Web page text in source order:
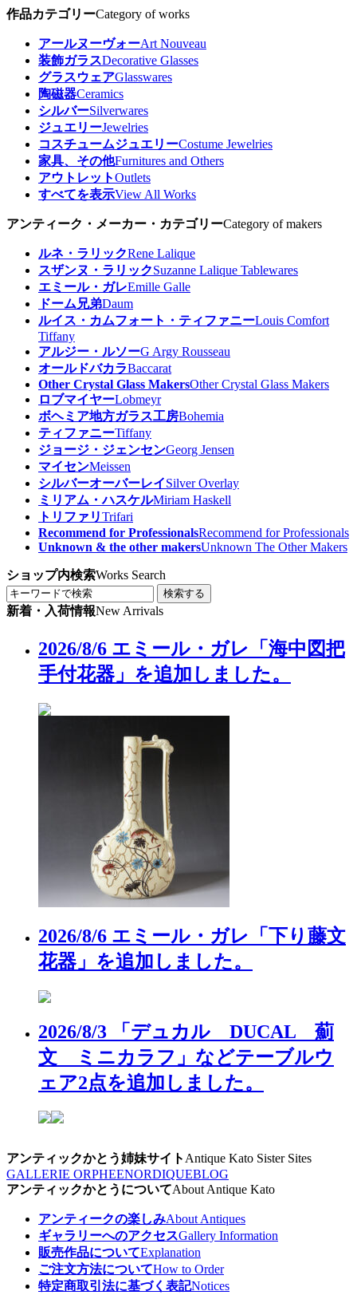
作品カテゴリーCategory of works
アールヌーヴォーArt Nouveau
装飾ガラスDecorative Glasses
グラスウェアGlasswares
陶磁器Ceramics
シルバーSilverwares
ジュエリーJewelries
コスチュームジュエリーCostume Jewelries
家具、その他Furnitures and Others
アウトレットOutlets
すべてを表示View All Works
アンティーク・メーカー・カテゴリーCategory of makers
ルネ・ラリックRene Lalique
スザンヌ・ラリックSuzanne Lalique Tablewares
エミール・ガレEmille Galle
ドーム兄弟Daum
ルイス・カムフォート・ティファニーLouis Comfort
Tiffany
アルジー・ルソーG Argy Rousseau
オールドバカラBaccarat
Other Crystal Glass MakersOther Crystal Glass Makers
ロブマイヤーLobmeyr
ボヘミア地方ガラス工房Bohemia
ティファニーTiffany
ジョージ・ジェンセンGeorg Jensen
マイセンMeissen
シルバーオーバーレイSilver Overlay
ミリアム・ハスケルMiriam Haskell
トリファリTrifari
Recommend for ProfessionalsRecommend for Professionals
Unknown & the other makersUnknown The Other Makers
ショップ内検索Works Search
検索する
新着・入荷情報New Arrivals
2026/8/6 エミール・ガレ「海中図把
手付花器」を追加しました。
2026/8/6 エミール・ガレ「下り藤文
花器」を追加しました。
2026/8/3 「デュカル DUCAL 薊
文 ミニカラフ」などテーブルウ
ェア2点を追加しました。
アンティックかとう姉妹サイトAntique Kato Sister Sites
GALLERIE ORPHEENORDIQUEBLOG
アンティックかとうについてAbout Antique Kato
アンティークの楽しみAbout Antiques
ギャラリーへのアクセスGallery Information
販売作品についてExplanation
ご注文方法についてHow to Order
特定商取引法に基づく表記Notices